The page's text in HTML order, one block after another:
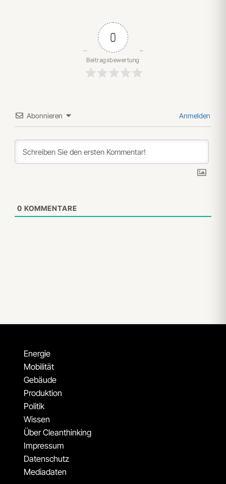
0
Beitragsbewertung
Abonnieren Anmelden
0 KOMMENTARE
Energie
Mobilität
Gebäude
Produktion
Politik
Wissen
Über Cleanthinking
Impressum
Datenschutz
Mediadaten